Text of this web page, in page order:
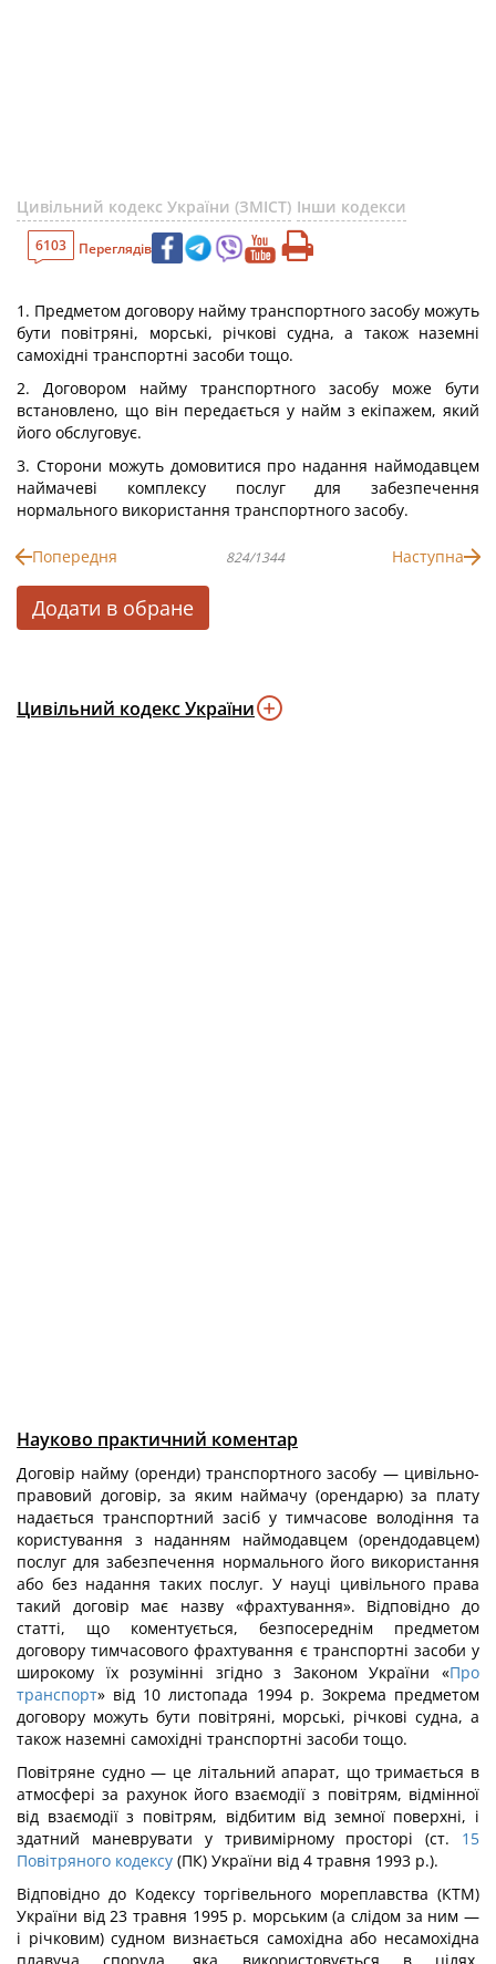
Цивільний кодекс України (ЗМІСТ) Інши кодекси
6103 Переглядів
1. Предметом договору найму транспортного засобу можуть
бути повітряні, морські, річкові судна, а також наземні
самохідні транспортні засоби тощо.
2. Договором найму транспортного засобу може бути
встановлено, що він передається у найм з екіпажем, який
його обслуговує.
3. Сторони можуть домовитися про надання наймодавцем
наймачеві комплексу послуг для забезпечення
нормального використання транспортного засобу.
Попередня 824/1344 Наступна
Додати в обране
Цивільний кодекс України
Науково практичний коментар
Договір найму (оренди) транспортного засобу — цивільно-
правовий договір, за яким наймачу (орендарю) за плату
надається транспортний засіб у тимчасове володіння та
користування з наданням наймодавцем (орендодавцем)
послуг для забезпечення нормального його використання
або без надання таких послуг. У науці цивільного права
такий договір має назву «фрахтування». Відповідно до
статті, що коментується, безпосереднім предметом
договору тимчасового фрахтування є транспортні засоби у
широкому їх розумінні згідно з Законом України «Про
транспорт» від 10 листопада 1994 р. Зокрема предметом
договору можуть бути повітряні, морські, річкові судна, а
також наземні самохідні транспортні засоби тощо.
Повітряне судно — це літальний апарат, що тримається в
атмосфері за рахунок його взаємодії з повітрям, відмінної
від взаємодії з повітрям, відбитим від земної поверхні, і
здатний маневрувати у тривимірному просторі (ст. 15
Повітряного кодексу (ПК) України від 4 травня 1993 р.).
Відповідно до Кодексу торгівельного мореплавства (КТМ)
України від 23 травня 1995 р. морським (а слідом за ним —
і річковим) судном визнається самохідна або несамохідна